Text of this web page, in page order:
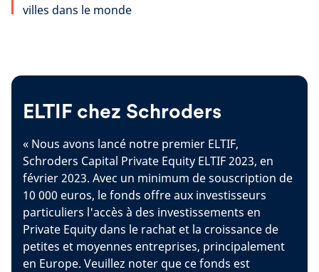
villes dans le monde
ELTIF chez Schroders
« Nous avons lancé notre premier ELTIF,
Schroders Capital Private Equity ELTIF 2023, en
février 2023. Avec un minimum de souscription de
10 000 euros, le fonds offre aux investisseurs
particuliers l'accès à des investissements en
Private Equity dans le rachat et la croissance de
petites et moyennes entreprises, principalement
en Europe. Veuillez noter que ce fonds est